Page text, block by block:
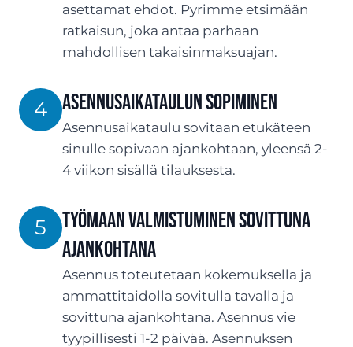
asettamat ehdot. Pyrimme etsimään
ratkaisun, joka antaa parhaan
mahdollisen takaisinmaksuajan.
4 Asennusaikataulun sopiminen
Asennusaikataulu sovitaan etukäteen
sinulle sopivaan ajankohtaan, yleensä 2-
4 viikon sisällä tilauksesta.
5
Työmaan valmistuminen sovittuna
ajankohtana
Asennus toteutetaan kokemuksella ja
ammattitaidolla sovitulla tavalla ja
sovittuna ajankohtana. Asennus vie
tyypillisesti 1-2 päivää. Asennuksen